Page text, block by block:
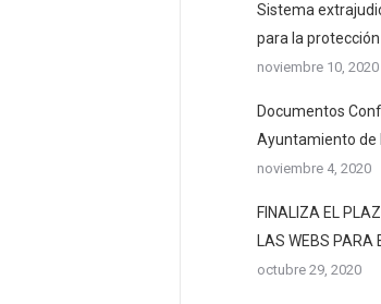
Sistema
para la
noviembre 10, 2020
Documentos
Ayuntamiento de
noviembre 4, 2020
FINALIZA EL
LAS WEBS PARA
octubre 29, 2020